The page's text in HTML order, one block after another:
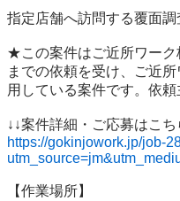
指定店舗へ訪問する覆面調
★この案件はご近所ワーク
までの依頼を受け、ご近
用している案件です。依
https://gokinjowork.jp/job-
【作業場所】